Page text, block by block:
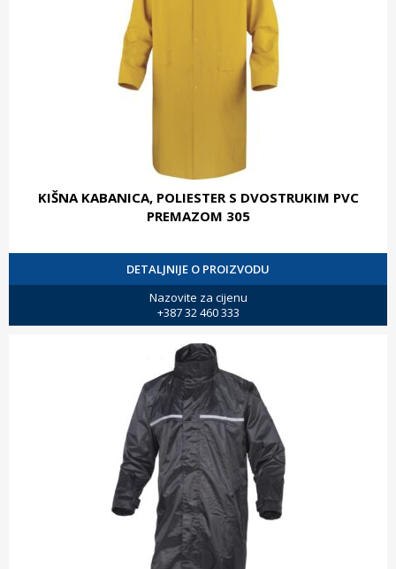
KIŠNA KABANICA, POLIESTER S DVOSTRUKIM PVC
PREMAZOM 305
DETALJNIJE O PROIZVODU
Nazovite za cijenu
+387 32 460 333